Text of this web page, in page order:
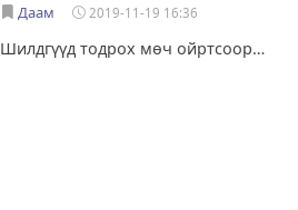
Даам 2019-11-19 16:36
Шилдгүүд тодрох мөч ойртсоор…